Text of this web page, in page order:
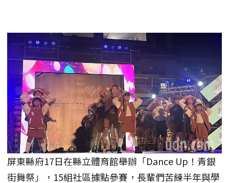
屏東縣府17日在縣立體育館舉辦「Dance Up！青銀
街舞祭」，15組社區據點參賽，長輩們苦練半年與學